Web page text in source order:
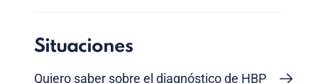
Situaciones
Quiero saber sobre el diagnóstico de HBP